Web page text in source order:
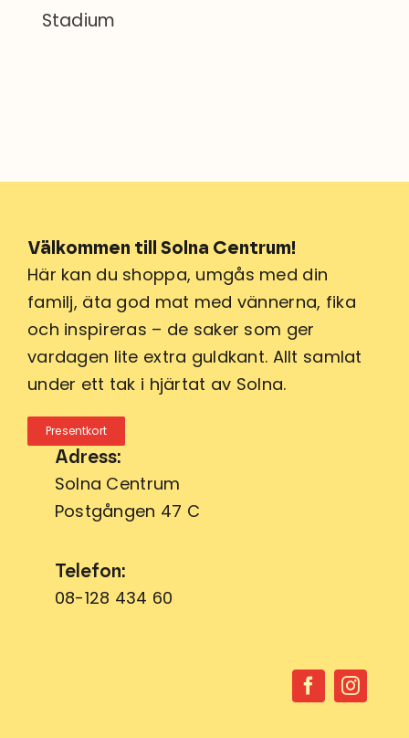
Stadium
Välkommen till Solna Centrum!
Här kan du shoppa, umgås med din
familj, äta god mat med vännerna, fika
och inspireras – de saker som ger
vardagen lite extra guldkant. Allt samlat
under ett tak i hjärtat av Solna.
Presentkort
Adress:
Solna Centrum
Postgången 47 C
Telefon:
08-128 434 60